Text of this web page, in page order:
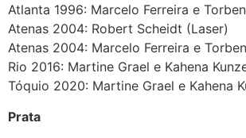
Atlanta 1996: Marcelo Ferreira e
Atenas 2004: Robert Scheidt (Laser)
Atenas 2004: Marcelo Ferreira e
Rio 2016: Martine Grael e Kahena
Tóquio 2020: Martine Grael e Kahena
Prata